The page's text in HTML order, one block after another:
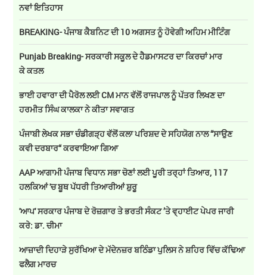
ਨਵਾਂ ਇਤਿਹਾਸ
BREAKING- ਪੰਜਾਬ ਕੈਬਨਿਟ ਦੀ 10 ਅਗਸਤ ਨੂੰ ਹੋਵੇਗੀ ਅਹਿਮ ਮੀਟਿੰਗ
Punjab Breaking- ਸਰਕਾਰੀ ਸਕੂਲ ਦੇ ਹੈਡਮਾਸਟਰ ਦਾ ਕਿਰਚਾਂ ਮਾਰ
ਕੇ ਕਤਲ
ਭਾਈ ਹਵਾਰਾ ਦੀ ਪੈਰੋਲ ਲਈ CM ਮਾਨ ਵੱਲੋਂ ਰਾਜਪਾਲ ਨੂੰ ਪੱਤਰ ਲਿਖਣ ਦਾ
ਹਰਮੀਤ ਸਿੰਘ ਕਾਲਕਾ ਨੇ ਕੀਤਾ ਸਵਾਗਤ
ਪੰਜਾਬੀ ਲੇਖਕ ਸਭਾ ਚੰਡੀਗੜ੍ਹ ਵੱਲੋਂ ਕਲਾ ਪਰਿਸ਼ਦ ਦੇ ਸਹਿਯੋਗ ਨਾਲ “ਸਾਉਣ
ਕਵੀ ਦਰਬਾਰ“ ਕਰਵਾਇਆ ਗਿਆ
AAP ਆਗਾਮੀ ਪੰਜਾਬ ਵਿਧਾਨ ਸਭਾ ਚੋਣਾਂ ਲਈ ਪੂਰੀ ਤਰ੍ਹਾਂ ਤਿਆਰ, 117
ਹਲਕਿਆਂ 'ਚ ਬੂਥ ਪੱਧਰੀ ਤਿਆਰੀਆਂ ਸ਼ੁਰੂ
'ਆਪ' ਸਰਕਾਰ ਪੰਜਾਬ ਦੇ ਰੋਜ਼ਗਾਰ ਤੇ ਭਰਤੀ ਸੰਕਟ ’ਤੇ ਵ੍ਹਾਈਟ ਪੇਪਰ ਜਾਰੀ
ਕਰੇ: ਡਾ. ਚੀਮਾ
ਆਜ਼ਾਦੀ ਦਿਹਾੜੇ ਸੁਰੱਖਿਆ ਦੇ ਮੱਦੇਨਜ਼ਰ ਬਠਿੰਡਾ ਪੁਲਿਸ ਨੇ ਸ਼ਹਿਰ ਵਿੱਚ ਕੱਢਿਆ
ਫਲੈਗ ਮਾਰਚ